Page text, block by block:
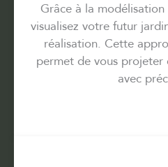
Grâce à la
visualisez votre futur
réalisation. Cette
permet de vous projeter
avec